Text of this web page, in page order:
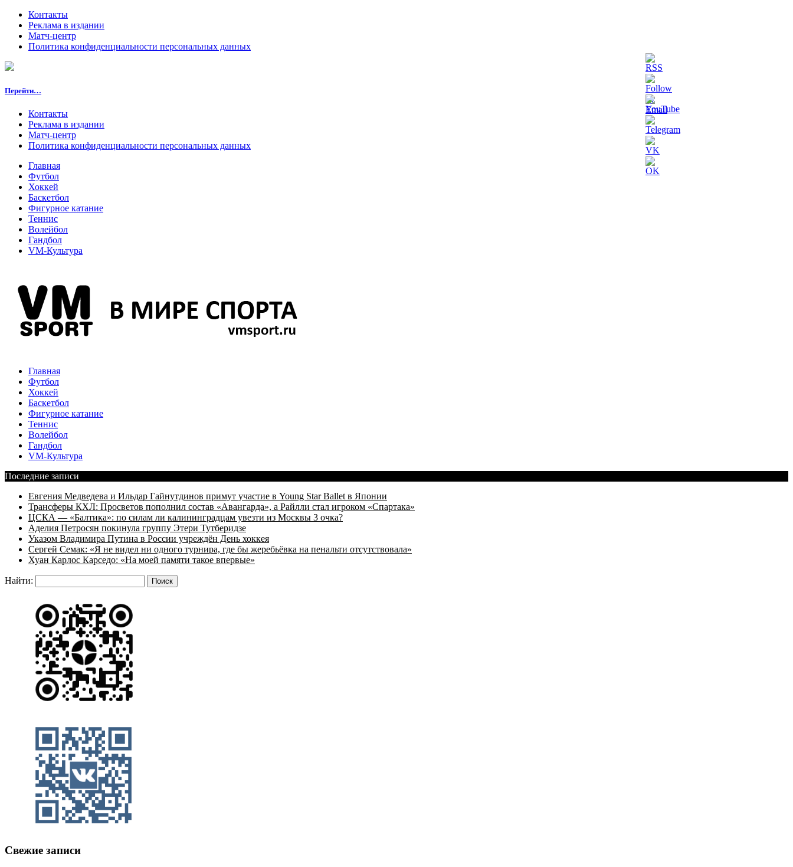
Контакты
Реклама в издании
Матч-центр
Политика конфиденциальности персональных данных
Перейти…
Контакты
Реклама в издании
Матч-центр
Политика конфиденциальности персональных данных
Главная
Футбол
Хоккей
Баскетбол
Фигурное катание
Теннис
Волейбол
Гандбол
VM-Культура
Главная
Футбол
Хоккей
Баскетбол
Фигурное катание
Теннис
Волейбол
Гандбол
VM-Культура
Последние записи
Евгения Медведева и Ильдар Гайнутдинов примут участие в Young Star Ballet в Японии
Трансферы КХЛ: Просветов пополнил состав «Авангарда», а Райлли стал игроком «Спартака»
ЦСКА — «Балтика»: по силам ли калининградцам увезти из Москвы 3 очка?
Аделия Петросян покинула группу Этери Тутберидзе
Указом Владимира Путина в России учреждён День хоккея
Сергей Семак: «Я не видел ни одного турнира, где бы жеребьёвка на пенальти отсутствовала»
Хуан Карлос Карседо: «На моей памяти такое впервые»
Найти:
Свежие записи